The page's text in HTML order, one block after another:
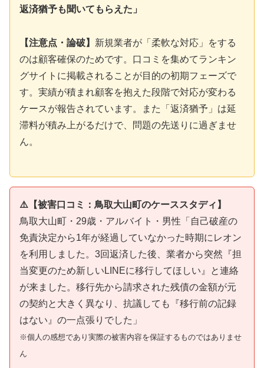
返済猶予も聞いてもらえた」
【注意点・論破】 新規業者が「柔軟な対応」をする
のは顧客確保のためです。口コミを集めてランキン
グサイトに掲載されることが目的の初期フェーズで
す。実績が積まれ顧客を抱えた段階で対応が変わる
ケースが報告されています。また「返済猶予」は延
滞料が積み上がるだけで、問題の先送りに過ぎませ
ん。
⚠️【被害口コミ：鳥取大山町のケーススタディ】
鳥取大山町・29歳・アルバイト・男性「自己破産の
免責決定から1年が経過していなかった時期にレオン
を利用しました。3回返済した後、業者から突然『担
当変更のため新しいLINEに移行してほしい』と連絡
が来ました。移行先から請求された残債の金額が元
の契約と大きく異なり、抗議しても『移行前の記録
はない』の一点張りでした」
※個人の感想であり実際の被害内容を保証するものではありませ
ん